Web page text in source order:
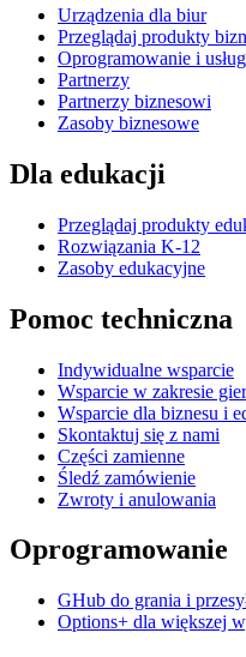
Urządzenia dla biur
Przeglądaj produkty
Oprogramowanie i
Partnerzy
Partnerzy biznesowi
Zasoby biznesowe
Dla edukacji
Przeglądaj produkty
Rozwiązania K-12
Zasoby edukacyjne
Pomoc techniczna
Indywidualne wsparcie
Wsparcie w zakresie gier
Wsparcie dla biznesu i
Skontaktuj się z nami
Części zamienne
Śledź zamówienie
Zwroty i anulowania
Oprogramowanie
GHub do grania i
Options+ dla większej